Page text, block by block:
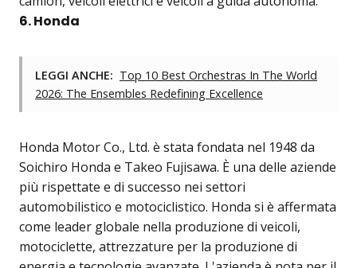
6. Honda
LEGGI ANCHE: Top 10 Best Orchestras In The World
2026: The Ensembles Redefining Excellence
Honda Motor Co., Ltd. è stata fondata nel 1948 da
Soichiro Honda e Takeo Fujisawa. È una delle aziende
più rispettate e di successo nei settori
automobilistico e motociclistico. Honda si è affermata
come leader globale nella produzione di veicoli,
motociclette, attrezzature per la produzione di